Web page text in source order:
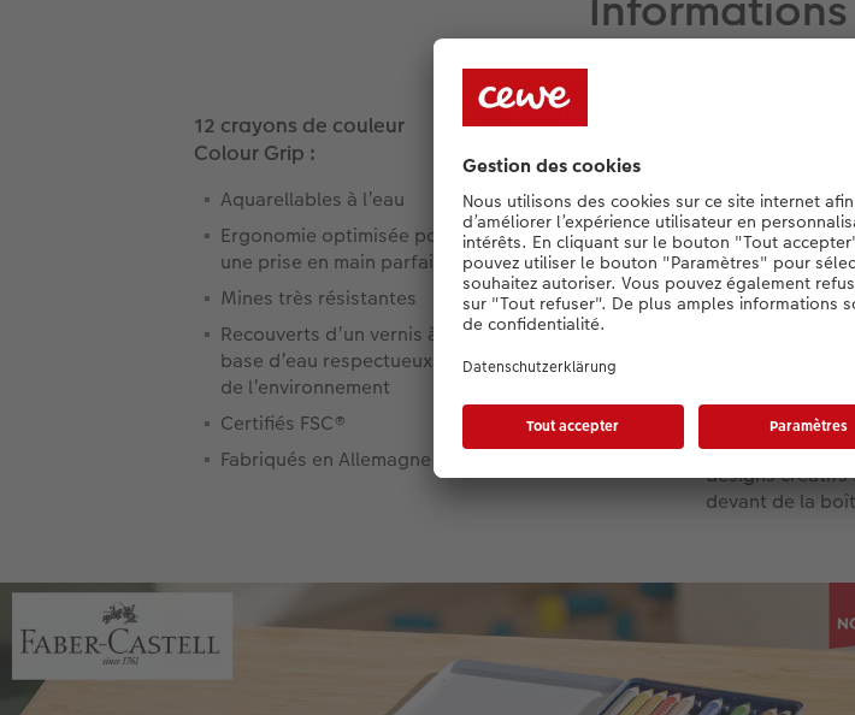
12 crayons de couleur
Colour Grip :
Aquarellables à l’eau
Ergonomie optimisée pour
une prise en main parfaite
Mines très résistantes
Recouverts d’un vernis à
base d’eau respectueux
de l’environnement
Certifiés FSC®
Fabriqués en Allemagne
personnalisé
photo
Zone
10 cm
ou paysage
Possibilité
designs créatifs
devant de la